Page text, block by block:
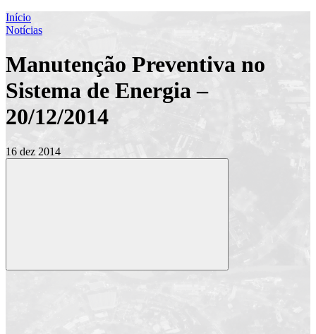
Início
Notícias
Manutenção Preventiva no
Sistema de Energia –
20/12/2014
16 dez 2014
Compartilhar